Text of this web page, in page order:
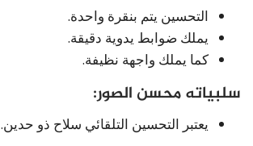
التحسين يتم بنقرة واحدة.
يملك ضوابط يدوية دقيقة.
كما يملك واجهة نظيفة.
سلبياته محسن الصور:
يعتبر التحسين التلقائي سلاح ذو حدين.